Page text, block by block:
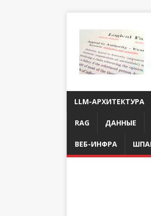
LLM-АРХИТЕКТУРА
RAG ДАННЫЕ
ВЕБ-ИНФРА